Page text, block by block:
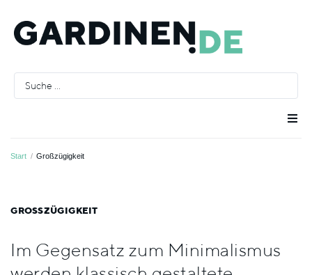
Raumausstatter
Stoffe
Start / Großzügigkeit
GROSSZÜGIGKEIT
Im Gegensatz zum Minimalismus